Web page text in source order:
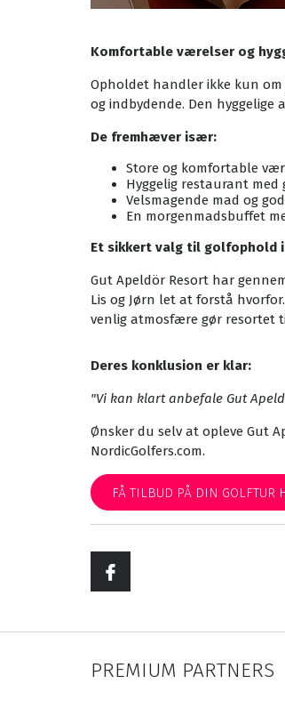
Komfortable værelser og
Opholdet handler ikke kun
og indbydende. Den
De fremhæver især:
Store og komfortable
Hyggelig restaurant med
Velsmagende mad og
En morgenmadsbuffet
Et sikkert valg til golfophold
Gut Apeldör Resort har
Lis og Jørn let at forstå
venlig atmosfære gør resortet
Deres konklusion er klar:
"Vi kan klart anbefale Gut
Ønsker du selv at opleve Gut
NordicGolfers.com.
FÅ TILBUD PÅ DIN GOLFTUR
PREMIUM PARTNERS